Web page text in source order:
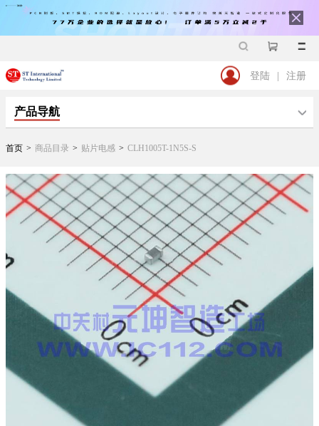
登陆 | 注册
产品导航
首页 > 商品目录 > 贴片电感 > CLH1005T-1N5S-S